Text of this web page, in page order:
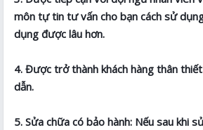
môn tự tin tư vấn cho bạn cách sử
dụng được lâu hơn.
4. Được trở thành khách hàng thân
dẫn.
5. Sửa chữa có bảo hành: Nếu sau khi